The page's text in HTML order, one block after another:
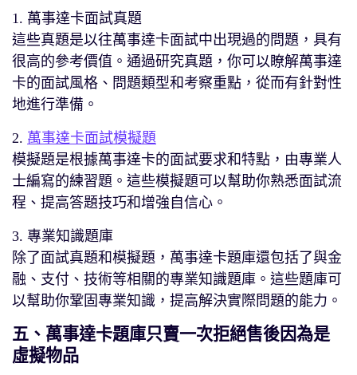
1. 萬事達卡面試真題
這些真題是以往萬事達卡面試中出現過的問題，具有
很高的參考價值。通過研究真題，你可以瞭解萬事達
卡的面試風格、問題類型和考察重點，從而有針對性
地進行準備。
2. 萬事達卡面試模擬題
模擬題是根據萬事達卡的面試要求和特點，由專業人
士編寫的練習題。這些模擬題可以幫助你熟悉面試流
程、提高答題技巧和增強自信心。
3. 專業知識題庫
除了面試真題和模擬題，萬事達卡題庫還包括了與金
融、支付、技術等相關的專業知識題庫。這些題庫可
以幫助你鞏固專業知識，提高解決實際問題的能力。
五、萬事達卡題庫只賣一次拒絕售後因為是
虛擬物品